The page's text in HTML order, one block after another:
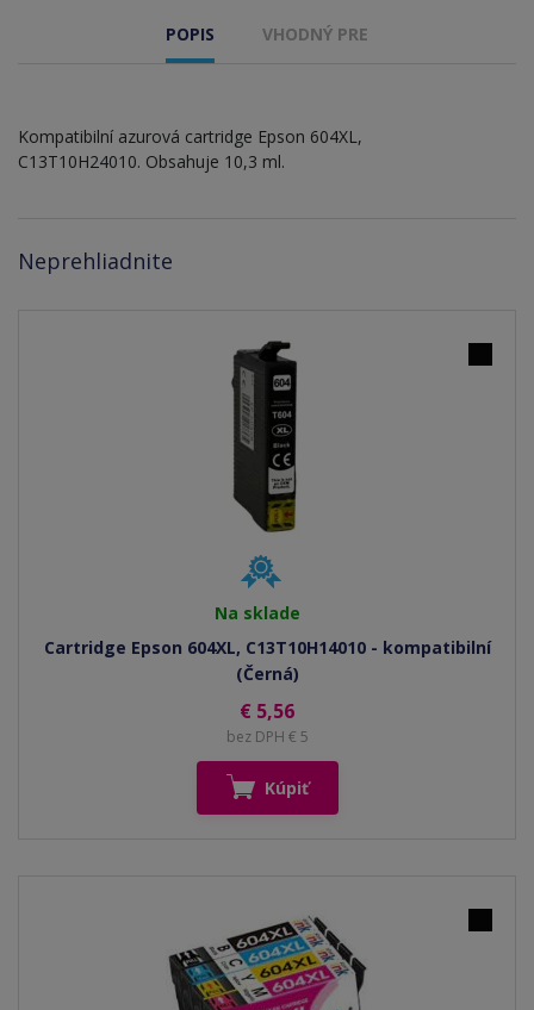
POPIS VHODNÝ PRE
Kompatibilní azurová cartridge Epson 604XL,
C13T10H24010. Obsahuje 10,3 ml.
Neprehliadnite
Na sklade
Cartridge Epson 604XL, C13T10H14010 - kompatibilní
(Černá)
€ 5,56
bez DPH € 5
Kúpiť